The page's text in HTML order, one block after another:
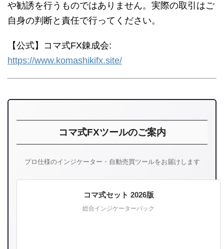
や勧誘を行うものではありません。実際の取引はご
自身の判断と責任で行ってください。
【公式】コマ式FX錬成会:
https://www.komashikifx.site/
コマ式FXツールのご案内
プロ仕様のインジケーター・自動売買ツールをお届けします
コマ式セット 2026版
総合インジケーターパック